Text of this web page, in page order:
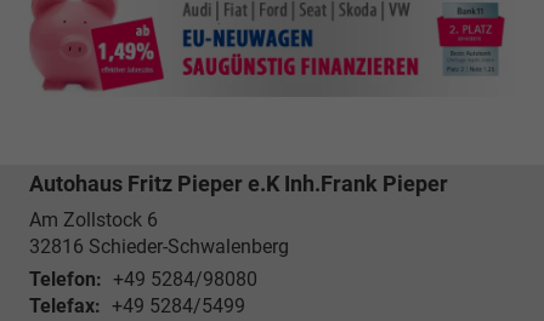
Autohaus Fritz Pieper e.K Inh.Frank Pieper
Am Zollstock 6
32816 Schieder-Schwalenberg
Telefon: +49 5284/98080
Telefax: +49 5284/5499